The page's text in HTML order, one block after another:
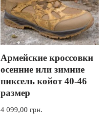
Армейские кроссовки
осенние или зимние
пиксель койот 40-46
размер
4 099,00грн.